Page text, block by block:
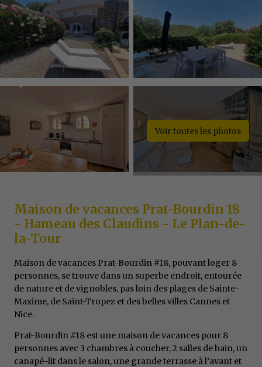
Voir toutes les photos
Maison de vacances Prat-Bourdin 18
- Hameau des Claudins - Le Plan-de-
la-Tour
Maison de vacances Prat-Bourdin #18, pouvant loger 8
personnes, se trouve dans un superbe endroit, entourée
de nature et de vignobles, pas loin des plages de Sainte-
Maxime, de Saint-Tropez et des belles villes Cannes et
Nice.
Prat-Bourdin #18 est une maison de vacances pour 8
personnes avec 3 chambres à coucher, 2 salles de bain, un
canapé-lit dans le salon, une grande terrasse à l’avant et